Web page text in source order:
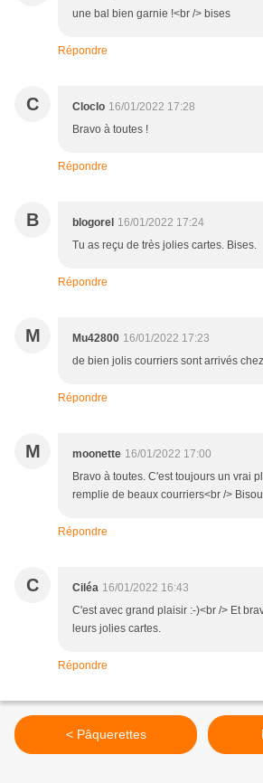
une bal bien garnie !<br /> bises
Répondre
C Cloclo 16/01/2022 17:28
Bravo à toutes !
Répondre
B blogorel 16/01/2022 17:24
Tu as reçu de très jolies cartes. Bises.
Répondre
M Mu42800 16/01/2022 17:23
de bien jolis courriers sont arrivés
Répondre
M moonette 16/01/2022 17:00
Bravo à toutes. C'est toujours un vrai
remplie de beaux courriers<br />
Répondre
C Ciléa 16/01/2022 16:43
C'est avec grand plaisir :-)<br /> Et
leurs jolies cartes.
Répondre
< Pâquerettes